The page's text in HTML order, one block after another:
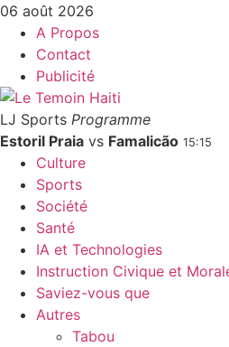
06 août 2026
A Propos
Contact
Publicité
LJ Sports Programme
Estoril Praia vs Famalicão 15:15
Culture
Sports
Société
Santé
IA et Technologies
Instruction Civique et
Saviez-vous que
Autres
Tabou